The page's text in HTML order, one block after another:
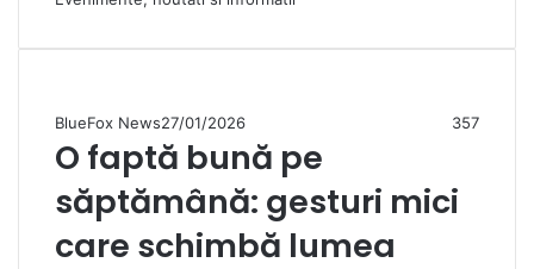
BlueFox News27/01/2026 357
O faptă bună pe
săptămână: gesturi mici
care schimbă lumea